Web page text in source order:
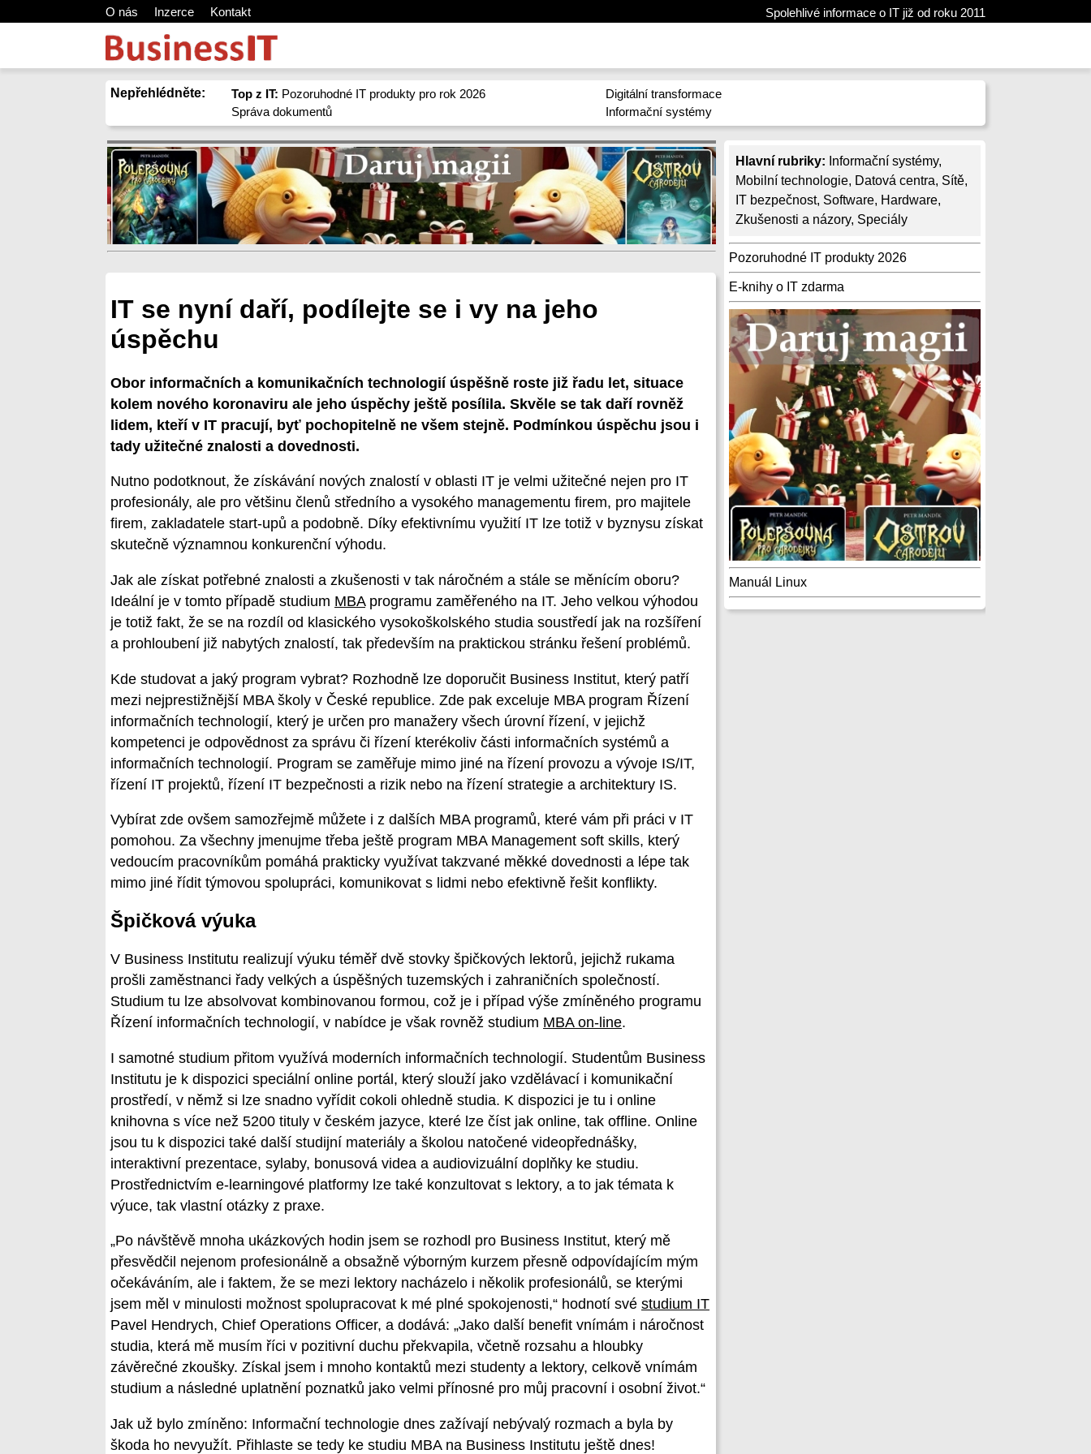
O nás Inzerce Kontakt Spolehlivé informace o IT již od roku 2011
Nepřehlédněte: Top z IT: Pozoruhodné IT produkty pro rok 2026
Správa dokumentů
Digitální transformace
Informační systémy
Hlavní rubriky: Informační systémy,
Mobilní technologie, Datová centra, Sítě,
IT bezpečnost, Software, Hardware,
Zkušenosti a názory, Speciály
Pozoruhodné IT produkty 2026
E-knihy o IT zdarma
Manuál Linux
IT se nyní daří, podílejte se i vy na jeho
úspěchu
Obor informačních a komunikačních technologií úspěšně roste již řadu let, situace
kolem nového koronaviru ale jeho úspěchy ještě posílila. Skvěle se tak daří rovněž
lidem, kteří v IT pracují, byť pochopitelně ne všem stejně. Podmínkou úspěchu jsou i
tady užitečné znalosti a dovednosti.
Nutno podotknout, že získávání nových znalostí v oblasti IT je velmi užitečné nejen pro IT
profesionály, ale pro většinu členů středního a vysokého managementu firem, pro majitele
firem, zakladatele start-upů a podobně. Díky efektivnímu využití IT lze totiž v byznysu získat
skutečně významnou konkurenční výhodu.
Jak ale získat potřebné znalosti a zkušenosti v tak náročném a stále se měnícím oboru?
Ideální je v tomto případě studium MBAprogramu zaměřeného na IT. Jeho velkou výhodou
je totiž fakt, že se na rozdíl od klasického vysokoškolského studia soustředí jak na rozšíření
a prohloubení již nabytých znalostí, tak především na praktickou stránku řešení problémů.
Kde studovat a jaký program vybrat? Rozhodně lze doporučit Business Institut, který patří
mezi nejprestižnější MBA školy v České republice. Zde pak exceluje MBA program Řízení
informačních technologií, který je určen pro manažery všech úrovní řízení, v jejichž
kompetenci je odpovědnost za správu či řízení kterékoliv části informačních systémů a
informačních technologií. Program se zaměřuje mimo jiné na řízení provozu a vývoje IS/IT,
řízení IT projektů, řízení IT bezpečnosti a rizik nebo na řízení strategie a architektury IS.
Vybírat zde ovšem samozřejmě můžete i z dalších MBA programů, které vám při práci v IT
pomohou. Za všechny jmenujme třeba ještě program MBA Management soft skills, který
vedoucím pracovníkům pomáhá prakticky využívat takzvané měkké dovednosti a lépe tak
mimo jiné řídit týmovou spolupráci, komunikovat s lidmi nebo efektivně řešit konflikty.
Špičková výuka
V Business Institutu realizují výuku téměř dvě stovky špičkových lektorů, jejichž rukama
prošli zaměstnanci řady velkých a úspěšných tuzemských i zahraničních společností.
Studium tu lze absolvovat kombinovanou formou, což je i případ výše zmíněného programu
Řízení informačních technologií, v nabídce je však rovněž studium MBA on-line.
I samotné studium přitom využívá moderních informačních technologií. Studentům Business
Institutu je k dispozici speciální online portál, který slouží jako vzdělávací i komunikační
prostředí, v němž si lze snadno vyřídit cokoli ohledně studia. K dispozici je tu i online
knihovna s více než 5200 tituly v českém jazyce, které lze číst jak online, tak offline. Online
jsou tu k dispozici také další studijní materiály a školou natočené videopřednášky,
interaktivní prezentace, sylaby, bonusová videa a audiovizuální doplňky ke studiu.
Prostřednictvím e-learningové platformy lze také konzultovat s lektory, a to jak témata k
výuce, tak vlastní otázky z praxe.
„Po návštěvě mnoha ukázkových hodin jsem se rozhodl pro Business Institut, který mě
přesvědčil nejenom profesionálně a obsažně výborným kurzem přesně odpovídajícím mým
očekáváním, ale i faktem, že se mezi lektory nacházelo i několik profesionálů, se kterými
jsem měl v minulosti možnost spolupracovat k mé plné spokojenosti,“ hodnotí své studium IT
Pavel Hendrych, Chief Operations Officer, a dodává: „Jako další benefit vnímám i náročnost
studia, která mě musím říci v pozitivní duchu překvapila, včetně rozsahu a hloubky
závěrečné zkoušky. Získal jsem i mnoho kontaktů mezi studenty a lektory, celkově vnímám
studium a následné uplatnění poznatků jako velmi přínosné pro můj pracovní i osobní život.“
Jak už bylo zmíněno: Informační technologie dnes zažívají nebývalý rozmach a byla by
škoda ho nevyužít. Přihlaste se tedy ke studiu MBA na Business Institutu ještě dnes!